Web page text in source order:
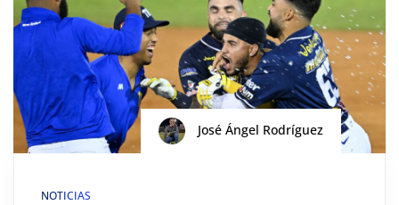
José Ángel Rodríguez
NOTICIAS